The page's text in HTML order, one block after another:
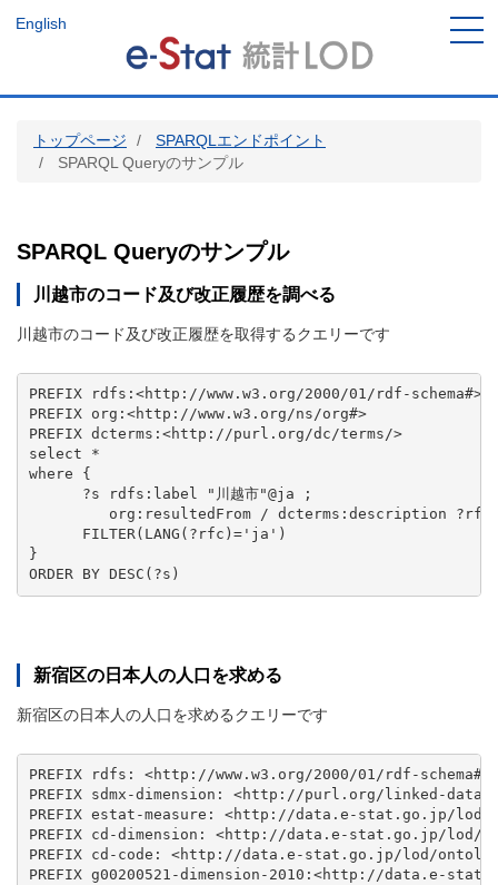
ン
English
トップページ
SPARQLエンドポイント
SPARQL Queryのサンプル
SPARQL Queryのサンプル
川越市のコード及び改正履歴を調べる
川越市のコード及び改正履歴を取得するクエリーです
PREFIX rdfs:<http://www.w3.org/2000/01/rdf-schema#>
PREFIX org:<http://www.w3.org/ns/org#>
PREFIX dcterms:<http://purl.org/dc/terms/>
select *
where {
?s rdfs:label "川越市"@ja ;
org:resultedFrom / dcterms:description ?rfc
FILTER(LANG(?rfc)='ja')
}
新宿区の日本人の人口を求める
新宿区の日本人の人口を求めるクエリーです
PREFIX rdfs: <http://www.w3.org/2000/01/rdf-schema#>
PREFIX sdmx-dimension: <http://purl.org/linked-data/
PREFIX estat-measure: <http://data.e-stat.go.jp/lod/
PREFIX cd-dimension: <http://data.e-stat.go.jp/lod/
PREFIX cd-code: <http://data.e-stat.go.jp/lod/
PREFIX g00200521-dimension-2010:<http://data.e-